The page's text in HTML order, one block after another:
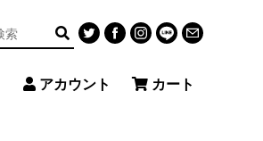
アカウント カート